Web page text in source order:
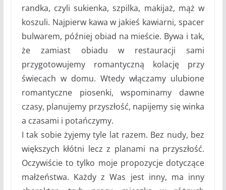
randka, czyli sukienka, szpilka, makijaż, mąż w
koszuli. Najpierw kawa w jakieś kawiarni, spacer
bulwarem, później obiad na mieście. Bywa i tak,
że zamiast obiadu w restauracji sami
przygotowujemy romantyczną kolację przy
świecach w domu. Wtedy włączamy ulubione
romantyczne piosenki, wspominamy dawne
czasy, planujemy przyszłość, napijemy się winka
a czasami i potańczymy.
I tak sobie żyjemy tyle lat razem. Bez nudy, bez
większych kłótni lecz z planami na przyszłość.
Oczywiście to tylko moje propozycje dotyczące
małżeństwa. Każdy z Was jest inny, ma inny